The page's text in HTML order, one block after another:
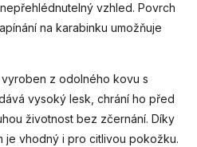
vzhled. Povrch
na karabinku umožňuje
z odolného kovu s
vysoký lesk, chrání ho před
životnost bez zčernání. Díky
je vhodný i pro citlivou pokožku.